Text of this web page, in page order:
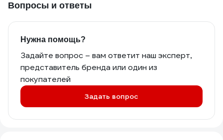
Вопросы и ответы
Нужна помощь?
Задайте вопрос – вам ответит наш эксперт,
представитель бренда или один из
покупателей
Задать вопрос